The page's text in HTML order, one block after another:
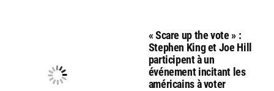
« Scare up the vote » :
Stephen King et Joe Hill
participent à un
événement incitant les
américains à voter